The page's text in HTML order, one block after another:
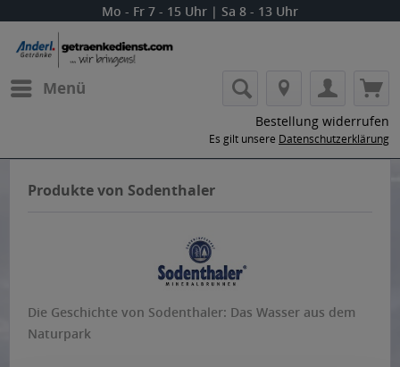
Mo - Fr 7 - 15 Uhr | Sa 8 - 13 Uhr
Menü
Bestellung widerrufen
Es gilt unsere Datenschutzerklärung
Produkte von Sodenthaler
Die Geschichte von Sodenthaler: Das Wasser aus dem
Naturpark